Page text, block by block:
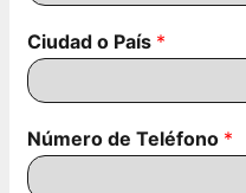
Ciudad o País *
Número de Teléfono *